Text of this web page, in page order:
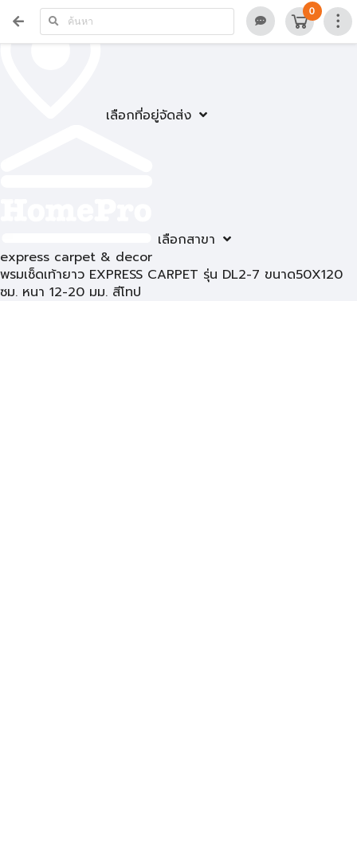
เลือกที่อยู่จัดส่ง
เลือกสาขา
0
express carpet & decor
พรมเช็ดเท้ายาว EXPRESS CARPET รุ่น DL2-7 ขนาด50X120
ซม. หนา 12-20 มม. สีโทป